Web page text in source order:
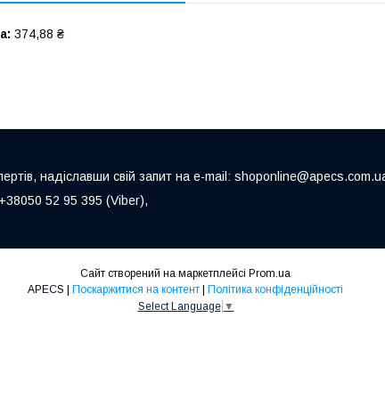
374,88 ₴
надіславши свій запит на e-mail:
52 95 395 (Viber),
Сайт створений на маркетплейсі Prom.ua
APECS | Поскаржитися на контент | Політика конфіденційності
Select Language ▼